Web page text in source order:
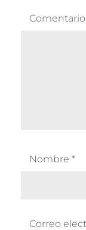
Comentario
Nombre *
Correo